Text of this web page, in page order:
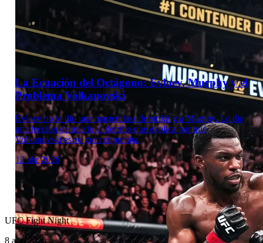
Laboratorio Técnico
La Ecuación del Octágono: Evloev, Murphy y el
Problema Volkanovski
Evloev no le dio una masterclass de striking a Murphy. Le dio
una lección de miedo al derribo que explica por qué
Volkanovski es su gran criptonita.
12 abr 2026
UFC Fight Night
8 ago 2026